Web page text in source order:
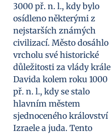
3000 př. n. l., kdy bylo
osídleno některými z
nejstarších známých
civilizací. Město dosáhlo
vrcholu své historické
důležitosti za vlády krále
Davida kolem roku 1000
př. n. l., kdy se stalo
hlavním městem
sjednoceného království
Izraele a juda. Tento